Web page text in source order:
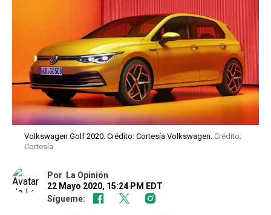
Volkswagen Golf 2020. Crédito: Cortesía Volkswagen. Crédito:
Cortesía
Por
La Opinión
22 Mayo 2020, 15:24 PM EDT
Sígueme: